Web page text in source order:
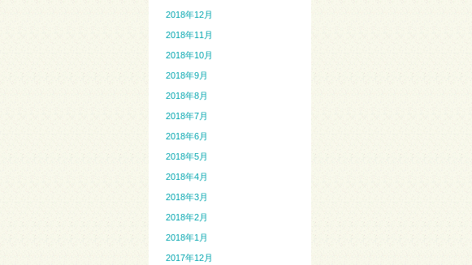
2018年12月
2018年11月
2018年10月
2018年9月
2018年8月
2018年7月
2018年6月
2018年5月
2018年4月
2018年3月
2018年2月
2018年1月
2017年12月